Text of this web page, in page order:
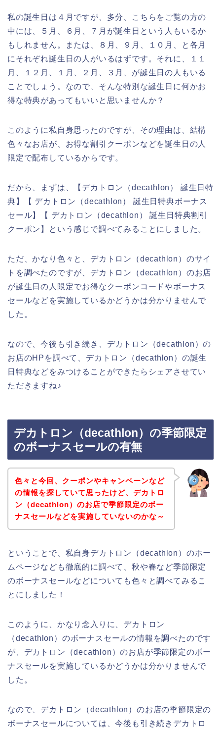
私の誕生日は４月ですが、多分、こちらをご覧の方の
中には、５月、６月、７月が誕生日という人もいるか
もしれません。または、８月、９月、１０月、と各月
にそれぞれ誕生日の人がいるはずです。それに、１１
月、１２月、１月、２月、３月、が誕生日の人もいる
ことでしょう。なので、そんな特別な誕生日に何かお
得な特典があってもいいと思いませんか？
このように私自身思ったのですが、その理由は、結構
色々なお店が、お得な割引クーポンなどを誕生日の人
限定で配布しているからです。
だから、まずは、【デカトロン（decathlon） 誕生日特
典】【 デカトロン（decathlon） 誕生日特典ボーナス
セール】【 デカトロン（decathlon） 誕生日特典割引
クーポン】という感じで調べてみることにしました。
ただ、かなり色々と、デカトロン（decathlon）のサイ
トを調べたのですが、デカトロン（decathlon）のお店
が誕生日の人限定でお得なクーポンコードやボーナス
セールなどを実施しているかどうかは分かりませんで
した。
なので、今後も引き続き、デカトロン（decathlon）の
お店のHPを調べて、デカトロン（decathlon）の誕生
日特典などをみつけることができたらシェアさせてい
ただきますね♪
デカトロン（decathlon）の季節限定
のボーナスセールの有無
色々と今回、クーポンやキャンペーンなど
の情報を探していて思ったけど、デカトロ
ン（decathlon）のお店で季節限定のボー
ナスセールなどを実施していないのかな～
ということで、私自身デカトロン（decathlon）のホー
ムページなども徹底的に調べて、秋や春など季節限定
のボーナスセールなどについても色々と調べてみるこ
とにしました！
このように、かなり念入りに、デカトロン
（decathlon）のボーナスセールの情報を調べたのです
が、デカトロン（decathlon）のお店が季節限定のボー
ナスセールを実施しているかどうかは分かりませんで
した。
なので、デカトロン（decathlon）のお店の季節限定の
ボーナスセールについては、今後も引き続きデカトロ